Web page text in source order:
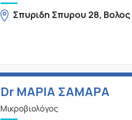
Σπυριδη Σπυρου 28, Βολος
Dr ΜΑΡΙΑ ΣΑΜΑΡΑ
Μικροβιολόγος